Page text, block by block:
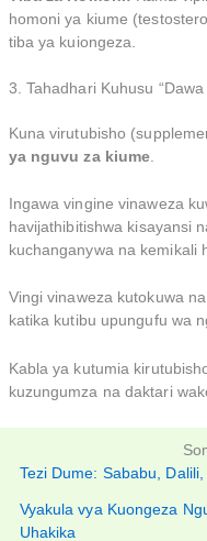
homoni ya kiume
tiba ya kuiongeza.
3. Tahadhari Kuhusu
Kuna virutubisho
ya nguvu za kiume
Ingawa vingine vinaweza
havijathibitishwa kisayansi
kuchanganywa na kemikali
Vingi vinaweza kutokuwa
katika kutibu upungufu wa
Kabla ya kutumia
kuzungumza na daktari
Tezi Dume: Sababu,
Vyakula vya Kuongeza
Uhakika